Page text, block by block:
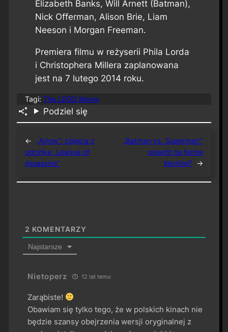
Elizabeth Banks, Will Arnett (Batman),
Nick Offerman, Alison Brie, Liam
Neeson i Morgan Freeman.
Premiera filmu w reżyserii Phila Lorda
i Christophera Millera zaplanowana
jest na 7 lutego 2014 roku.
Tagi: The LEGO Movie
Podziel się
←
„Arrow”: zdjęcia z
odcinka „League of
Assassins”
„Batman vs. Superman”:
powrót na farmę
Kentów? →
2 KOMENTARZY
Najstarsze
Nietoperz 12 lat temu
Zarąbiste!
Obawiam się tylko tego, że w polskich kinach nie
będzie szansy obejrzenia wersji oryginalnej z